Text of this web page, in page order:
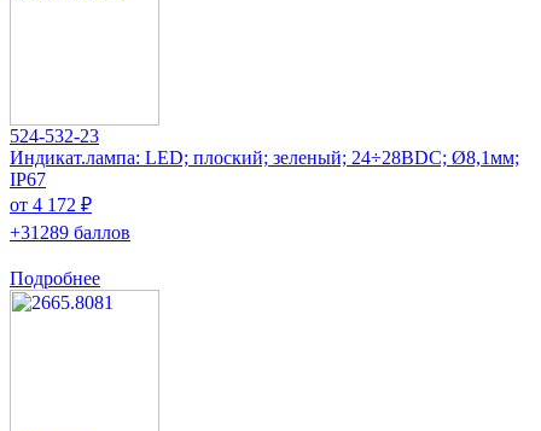
524-532-23
Индикат.лампа: LED; плоский; зеленый; 24÷28ВDC; Ø8,1мм;
IP67
от 4 172 ₽
+31289 баллов
Подробнее